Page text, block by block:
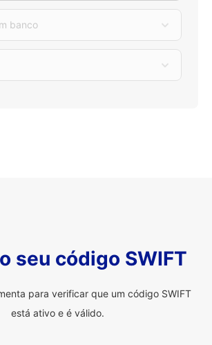
banco
seu código SWIFT
para verificar que um código SWIFT
está ativo e é válido.